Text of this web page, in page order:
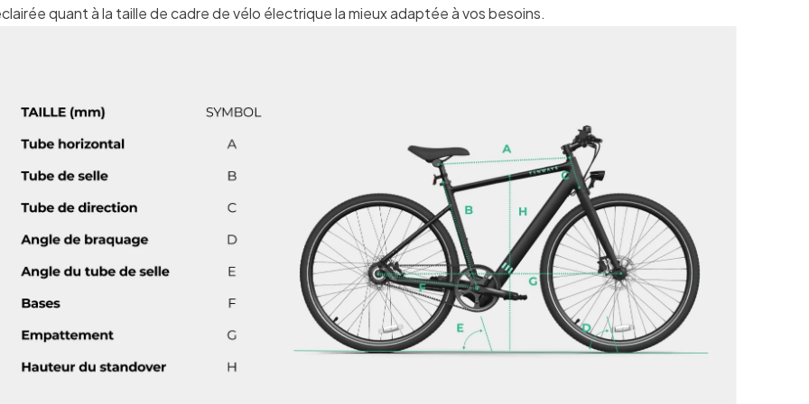
quant à la taille de cadre de vélo électrique la mieux adaptée à vos besoins.